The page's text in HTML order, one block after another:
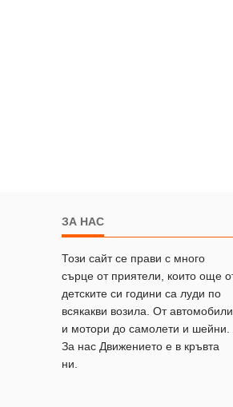
ЗА НАС
Този сайт се прави с много
сърце от приятели, които още
детските си години са луди по
всякакви возила. От автомобили
и мотори до самолети и шейни.
За нас Движението е в кръвта
ни.